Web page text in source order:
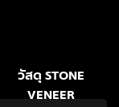
วัสดุ STONE
VENEER